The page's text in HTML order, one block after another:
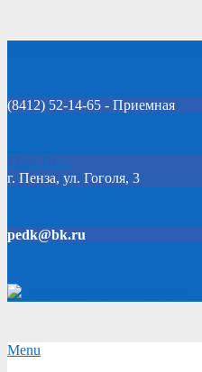
(8412) 52-14-65 - Приемная
Click Here
г. Пенза, ул. Гоголя, 3
pedk@bk.ru
Secondary
Menu